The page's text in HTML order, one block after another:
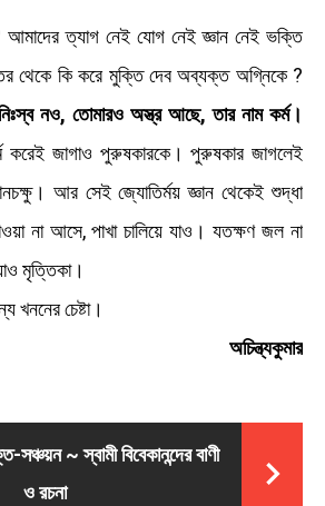
ত্যাগ নেই যােগ নেই জ্ঞান নেই ভক্তি
থেকে কি করে মুক্তি দেব অব্যক্ত অগ্নিকে ?
নও, তােমারও অস্ত্র আছে, তার নাম কর্ম।
করেই জাগাও পুরুষকারকে। পুরুষকার জাগলেই
আর সেই জ্যোতির্ময় জ্ঞান থেকেই শুদ্ধা
না আসে, পাখা চালিয়ে যাও। যতক্ষণ জল না
মৃত্তিকা।
খননের চেষ্টা।
অচিন্ত্যকুমার
সঞ্চয়ন ~ স্বামী বিবেকানন্দের বাণী
ও রচনা